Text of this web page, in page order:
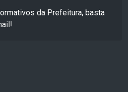
da Prefeitura, basta